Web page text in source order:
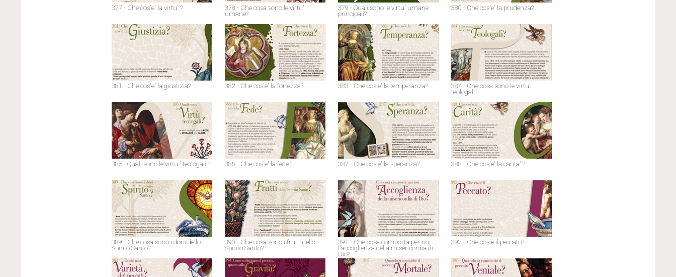
377 - Che cos'e' la virtu' ?
378 - Che cosa sono le virtu'
umane?
379 - Quali sono le virtu' umane
principali?
380 - Che cos'e' la prudenza?
381 - Che cos'e' la giustizia? 382 - Che cos'e' la fortezza? 383 - Che cos'e' la temperanza?
384 - Che cosa sono le virtu'
teologali?
385 - Quali sono le virtu ' teologali ? 386 - Che cos'e' la fede? 387 - Che cos'e' la speranza? 388 - Che cos'e' la carita' ?
389 - Che cosa sono i doni dello
Spirito Santo?
390 - Che cosa sono i frutti dello
Spirito Santo?
391 - Che cosa comporta per noi
l'accoglienza della misericordia di
Dio?
392 - Che cos'è il peccato?